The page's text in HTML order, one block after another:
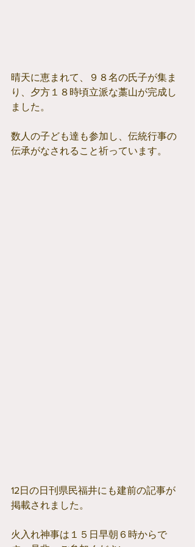
晴天に恵まれて、９８名の氏子が集ま
り、夕方１８時頃立派な藁山が完成し
ました。
数人の子ども達も参加し、伝統行事の
伝承がなされること祈っています。
12日の日刊県民福井にも建前の記事が
掲載されました。
火入れ神事は１５日早朝６時からで